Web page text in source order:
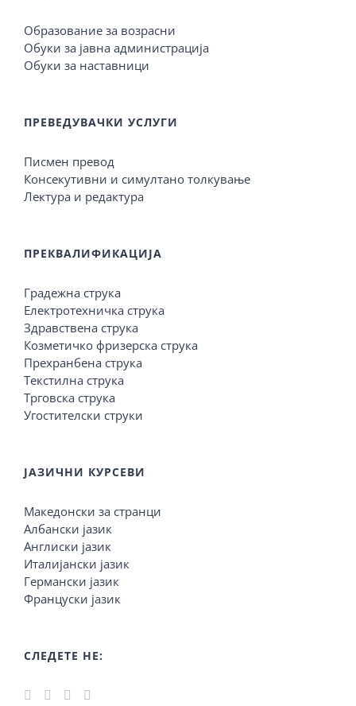
Образование за возрасни
Обуки за јавна администрација
Обуки за наставници
ПРЕВЕДУВАЧКИ УСЛУГИ
Писмен превод
Консекутивни и симултано толкување
Лектура и редактура
ПРЕКВАЛИФИКАЦИЈА
Градежна струка
Електротехничка струка
Здравствена струка
Козметичко фризерска струка
Прехранбена струка
Текстилна струка
Трговска струка
Угостителски струки
ЈАЗИЧНИ КУРСЕВИ
Македонски за странци
Албански јазик
Англиски јазик
Италијански јазик
Германски јазик
Француски јазик
СЛЕДЕТЕ НЕ: